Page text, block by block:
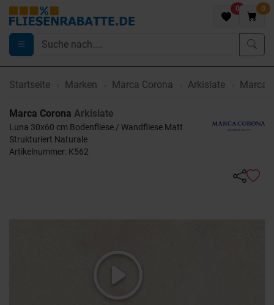
0 0
Startseite Marken Marca Corona Arkislate Marca
Marca Corona Arkislate
Luna 30x60 cm Bodenfliese / Wandfliese Matt
Strukturiert Naturale
Artikelnummer: K562